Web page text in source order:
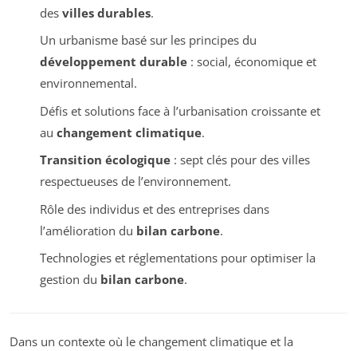
des villes durables.
Un urbanisme basé sur les principes du
développement durable: social, économique et
environnemental.
Défis et solutions face à l’urbanisation croissante et
au changement climatique.
Transition écologique: sept clés pour des villes
respectueuses de l’environnement.
Rôle des individus et des entreprises dans
l’amélioration du bilan carbone.
Technologies et réglementations pour optimiser la
gestion du bilan carbone.
Dans un contexte où le changement climatique et la